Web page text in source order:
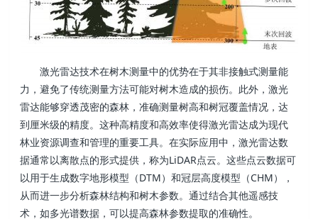
激光雷达技术在树木测量中的优势在于其非接触式测量能
力，避免了传统测量方法可能对树木造成的损伤。此外，激光
雷达能够穿透茂密的森林，准确测量树高和树冠覆盖情况，达
到厘米级的精度。这种高精度和高效率使得激光雷达成为现代
林业资源调查和管理的重要工具。在实际应用中，激光雷达数
据通常以离散点的形式提供，称为LiDAR点云。这些点云数据可
以用于生成数字地形模型（DTM）和冠层高度模型（CHM），
从而进一步分析森林结构和树木参数。通过结合其他遥感技
术，如多光谱数据，可以提高森林参数提取的准确性。